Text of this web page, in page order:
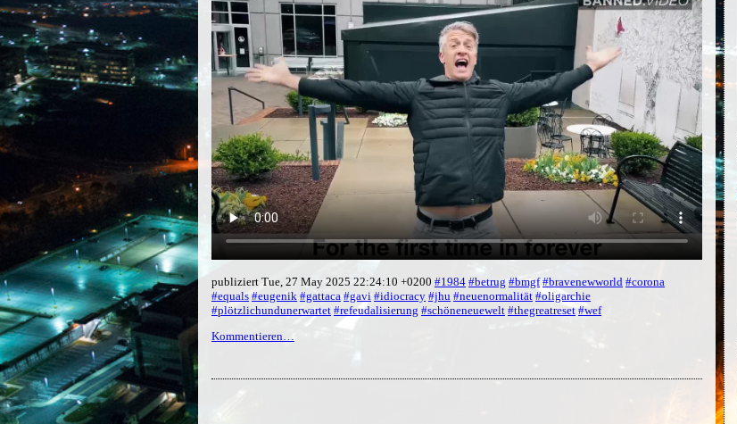
publiziert Tue, 27 May 2025 22:24:10 +0200 #1984 #betrug #bmgf #bravenewworld #corona
#equals #eugenik #gattaca #gavi #idiocracy #jhu #neuenormalität #oligarchie
#plötzlichundunerwartet #refeudalisierung #schöneneuewelt #thegreatreset #wef
Kommentieren…